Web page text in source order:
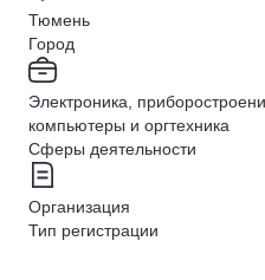
Тюмень
Город
Электроника,
компьютеры и оргтехника
Сферы деятельности
Организация
Тип регистрации